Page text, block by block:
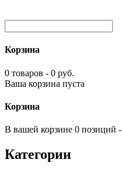
Корзина
0 товаров - 0 руб.
Ваша корзина пуста
Корзина
В вашей корзине 0 позиций -
Категории